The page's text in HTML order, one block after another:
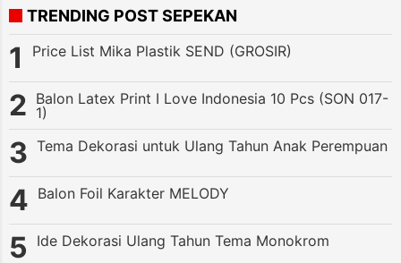
TRENDING POST SEPEKAN
Price List Mika Plastik SEND (GROSIR)
Balon Latex Print I Love Indonesia 10 Pcs (SON 017-
1)
Tema Dekorasi untuk Ulang Tahun Anak Perempuan
Balon Foil Karakter MELODY
Ide Dekorasi Ulang Tahun Tema Monokrom